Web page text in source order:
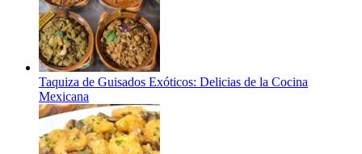
Taquiza de Guisados Exóticos: Delicias de la Cocina
Mexicana